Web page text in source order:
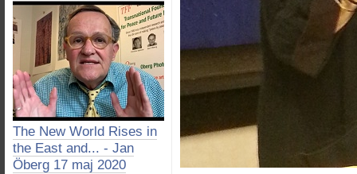
The New World Rises in
the East and... - Jan
Öberg 17 maj 2020